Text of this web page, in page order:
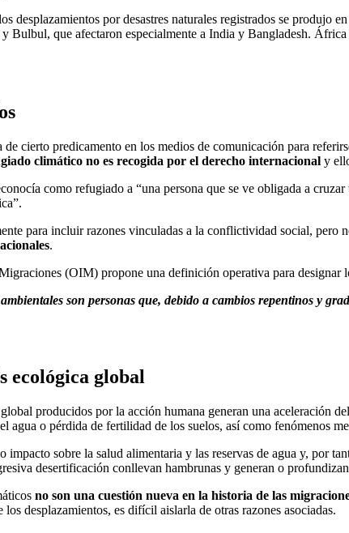
desplazamientos por desastres naturales registrados se produjo
Bulbul, que afectaron especialmente a India y Bangladesh.
cierto predicamento en los medios de comunicación para
climático no es recogida por el derecho internacional y
como refugiado a “una persona que se ve obligada a
para incluir razones vinculadas a la conflictividad social, pero
.
(OIM) propone una definición operativa para designar
son personas que, debido a cambios repentinos y
ecológica global
producidos por la acción humana generan una aceleración
agua o pérdida de fertilidad de los suelos, así como fenómenos
impacto sobre la salud alimentaria y las reservas de agua y, por
desertificación conllevan hambrunas y generan o
no son una cuestión nueva en la historia de las
los desplazamientos, es difícil aislarla de otras razones asociadas.